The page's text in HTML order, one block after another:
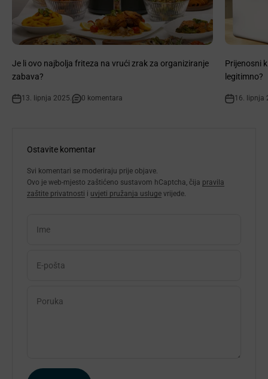
Je li ovo najbolja friteza na vrući zrak za organiziranje
zabava?
13. lipnja 2025. 0 komentara
Prijenosni
legitimno?
16. lipnja
Ostavite komentar
Svi komentari se moderiraju prije objave.
Ovo je web-mjesto zaštićeno sustavom hCaptcha, čija pravila
zaštite privatnosti i uvjeti pružanja usluge vrijede.
Ime
E-pošta
Poruka